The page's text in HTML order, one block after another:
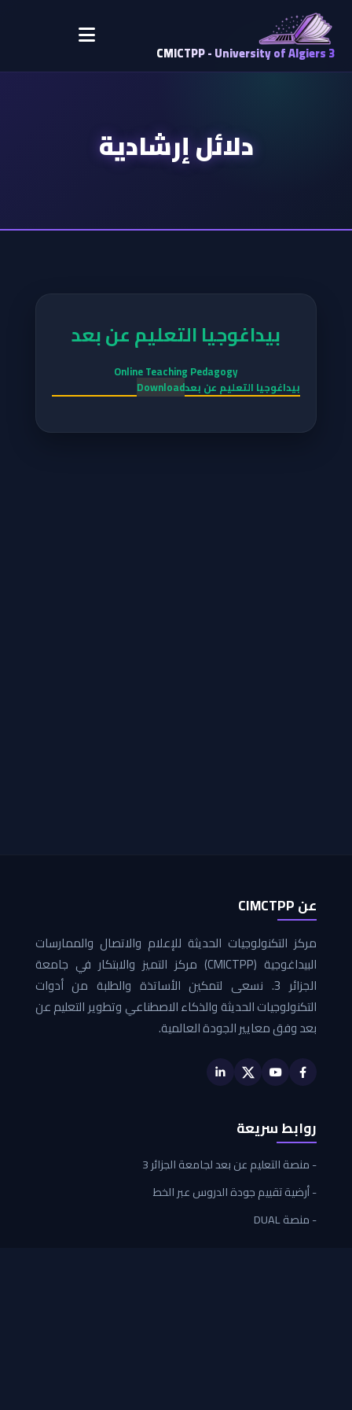
CMICTPP - University of Algiers 3
دلائل إرشادية
بيداغوجيا التعليم عن بعد
Online Teaching Pedagogy
بيداغوجيا التعليم عن بعدDownload
عن CIMCTPP
مركز التكنولوجيات الحديثة للإعلام والاتصال والممارسات
البيداغوجية (CMICTPP) مركز التميز والابتكار في جامعة
الجزائر 3. نسعى لتمكين الأساتذة والطلبة من أدوات
التكنولوجيات الحديثة والذكاء الاصطناعي وتطوير التعليم عن
بعد وفق معايير الجودة العالمية.
روابط سريعة
- منصة التعليم عن بعد لجامعة الجزائر 3
- أرضية تقييم جودة الدروس عبر الخط
- منصة DUAL